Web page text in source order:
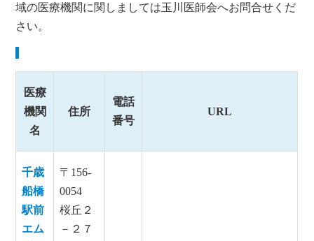
域の医療機関に関しましては玉川医師会へお問合せくだ
さい。
医療
機関
名
住所
電話
番号
URL
千歳
船橋
駅前
エム
〒156-
0054
桜丘２
－２７